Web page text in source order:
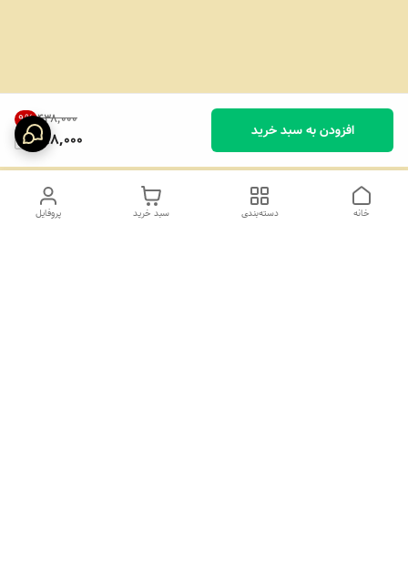
۴۳۸٬۰۰۰ 9%
398,000 افزودن به سبد خرید
پروفایل سبد خرید دسته‌بندی خانه